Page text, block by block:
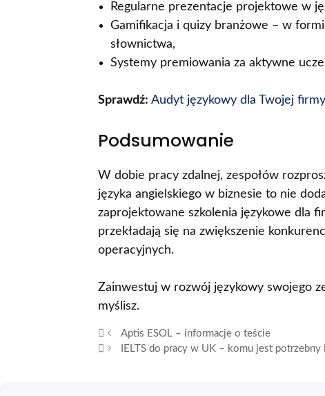
Regularne prezentacje projektowe w
Gamifikacja i quizy branżowe – w
słownictwa,
Systemy premiowania za aktywne
Sprawdź: Audyt językowy dla Twojej firmy
Podsumowanie
W dobie pracy zdalnej, zespołów
języka angielskiego w biznesie to nie
zaprojektowane szkolenia językowe dla
przekładają się na zwiększenie
operacyjnych.
Zainwestuj w rozwój językowy swojego
myślisz.
Aptis ESOL – informacje o teście
IELTS do pracy w UK – komu jest